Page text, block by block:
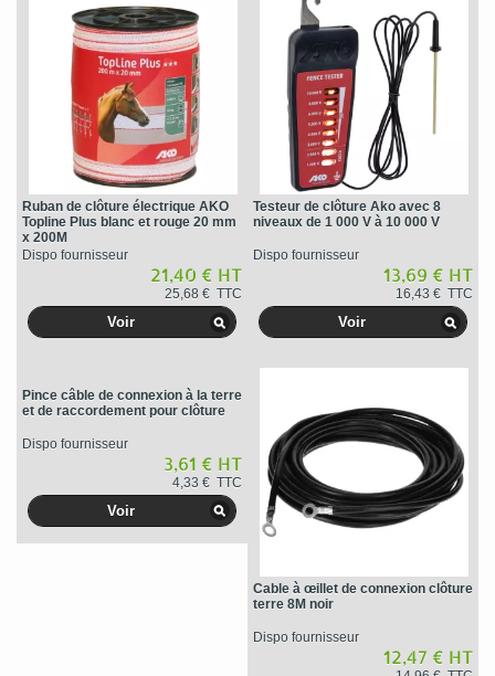
Ruban de clôture électrique AKO
Topline Plus blanc et rouge 20 mm
x 200M
Dispo fournisseur
21,40 € HT
25,68 € TTC
Voir
Testeur de clôture Ako avec 8
niveaux de 1 000 V à 10 000 V
Dispo fournisseur
13,69 € HT
16,43 € TTC
Voir
Pince câble de connexion à la terre
et de raccordement pour clôture
Dispo fournisseur
3,61 € HT
4,33 € TTC
Voir
Cable à œillet de connexion clôture
terre 8M noir
Dispo fournisseur
12,47 € HT